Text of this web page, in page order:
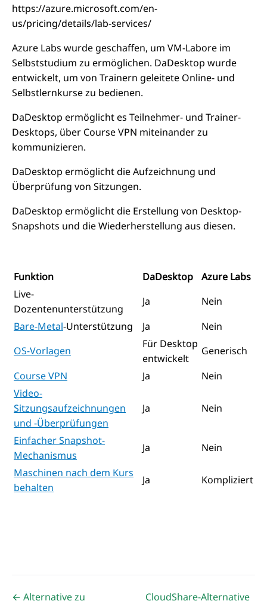
https://azure.microsoft.com/en-
us/pricing/details/lab-services/
Azure Labs wurde geschaffen, um VM-Labore im
Selbststudium zu ermöglichen. DaDesktop wurde
entwickelt, um von Trainern geleitete Online- und
Selbstlernkurse zu bedienen.
DaDesktop ermöglicht es Teilnehmer- und Trainer-
Desktops, über Course VPN miteinander zu
kommunizieren.
DaDesktop ermöglicht die Aufzeichnung und
Überprüfung von Sitzungen.
DaDesktop ermöglicht die Erstellung von Desktop-
Snapshots und die Wiederherstellung aus diesen.
Funktion DaDesktop
Azure Labs
Live-
Dozentenunterstützung
Ja
Nein
Bare-Metal-Unterstützung Ja
Nein
OS-Vorlagen
Für Desktop
entwickelt
Generisch
Course VPN
Ja
Nein
Video-
Sitzungsaufzeichnungen
und -Überprüfungen
Ja Nein
Einfacher Snapshot-
Mechanismus
Ja
Nein
Maschinen nach dem Kurs
behalten
Ja Kompliziert
← Alternative zu
CloudShare-Alternative